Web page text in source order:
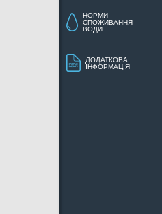
НОРМИ
СПОЖИВАННЯ
ВОДИ
ДОДАТКОВА
IНФОРМАЦIЯ